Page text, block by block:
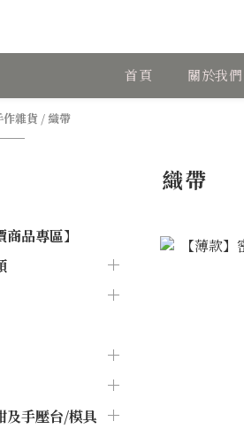
首頁 關於我們
作雜貨 / 織帶
商品專區】
及手壓台/模具
織帶